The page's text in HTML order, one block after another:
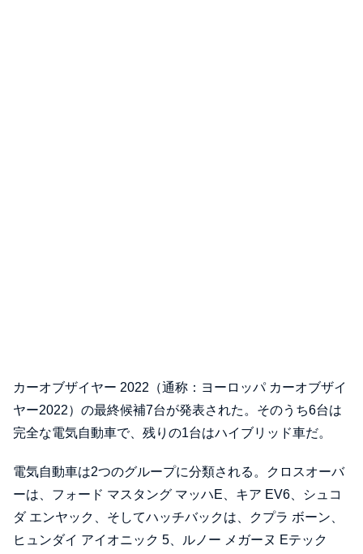
カーオブザイヤー 2022（通称：ヨーロッパ カーオブザイ
ヤー2022）の最終候補7台が発表された。そのうち6台は
完全な電気自動車で、残りの1台はハイブリッド車だ。
電気自動車は2つのグループに分類される。クロスオーバ
ーは、フォード マスタング マッハE、キア EV6、シュコ
ダ エンヤック、そしてハッチバックは、クプラ ボーン、
ヒュンダイ アイオニック 5、ルノー メガーヌ Eテック